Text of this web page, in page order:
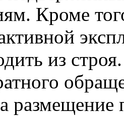
Кроме
из